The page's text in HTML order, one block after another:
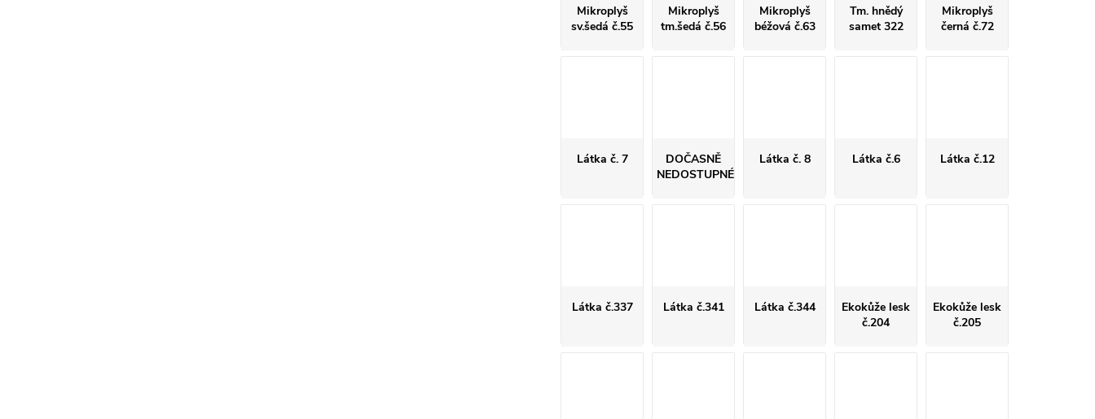
Mikroplyš
sv.šedá č.55
Mikroplyš
tm.šedá č.56
Mikroplyš
béžová č.63
Tm. hnědý
samet 322
Mikroplyš
černá č.72
Látka č. 7
DOČASNĚ
NEDOSTUPNÉ
Látka č. 8 Látka č.6 Látka č.12
Látka č.337 Látka č.341 Látka č.344
Ekokůže lesk
č.204
Ekokůže lesk
č.205